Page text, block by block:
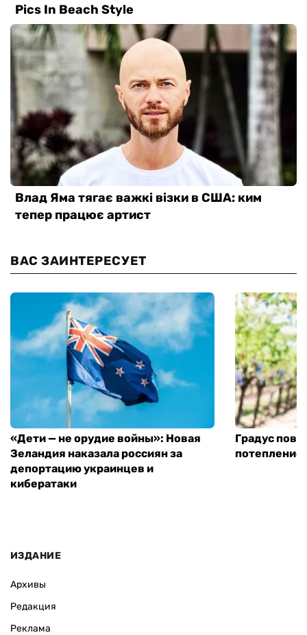
ВАС ЗАИНТЕРЕСУЕТ
«Дети — не орудие войны»: Новая
Зеландия наказала россиян за
депортацию украинцев и
кибератаки
Градус
ИЗДАНИЕ
Архивы
Редакция
Реклама